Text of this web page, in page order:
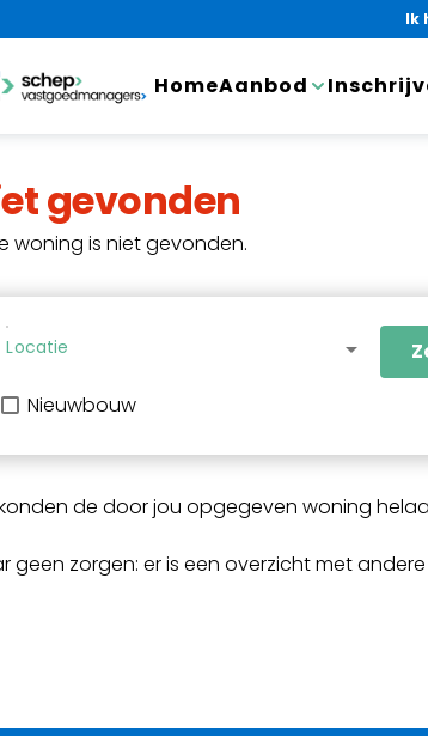
Ik
HomeAanbod
gevonden
woning is niet gevonden.
Locatie arrow_drop_down
Nieuwbouw
de door jou opgegeven woning
geen zorgen: er is een overzicht met